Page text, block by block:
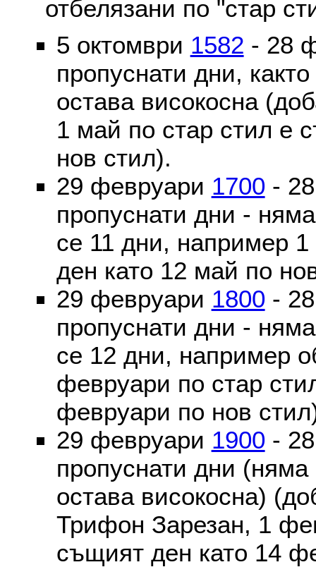
отбелязани по "стар
5 октомври 1582 - 28
пропуснати дни,
остава високосна
1 май по стар стил е
нов стил).
29 февруари 1700 -
пропуснати дни -
се 11 дни, например
ден като 12 май по
29 февруари 1800 -
пропуснати дни -
се 12 дни, например
февруари по стар
февруари по нов
29 февруари 1900 -
пропуснати дни
остава високосна)
Трифон Зарезан, 1
същият ден като 14